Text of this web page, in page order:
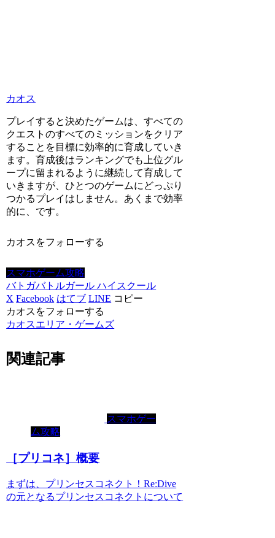
カオス
プレイすると決めたゲームは、すべての
クエストのすべてのミッションをクリア
することを目標に効率的に育成していき
ます。育成後はランキングでも上位グル
ープに留まれるように継続して育成して
いきますが、ひとつのゲームにどっぷり
つかるプレイはしません。あくまで効率
的に、です。
カオスをフォローする
スマホゲーム攻略
バトガバトルガール ハイスクール
X Facebook はてブ LINE コピー
カオスをフォローする
カオスエリア・ゲームズ
関連記事
スマホゲー
ム攻略
［プリコネ］概要
まずは、プリンセスコネクト！Re:Dive
の元となるプリンセスコネクトについて